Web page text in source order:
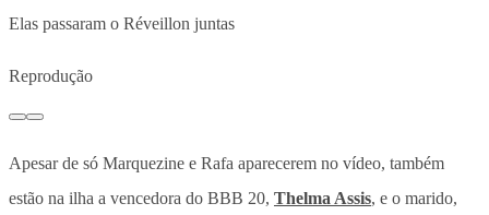
Elas passaram o Réveillon juntas
Reprodução
Apesar de só Marquezine e Rafa aparecerem no vídeo, também
estão na ilha a vencedora do BBB 20, Thelma Assis, e o marido,